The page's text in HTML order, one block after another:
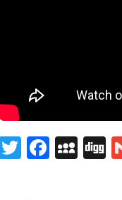
Twitter